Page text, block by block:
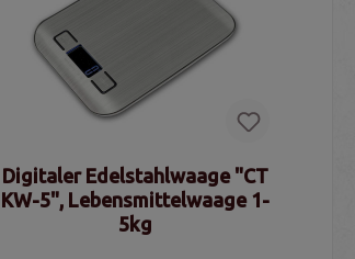
Digitaler Edelstahlwaage "CT
KW-5", Lebensmittelwaage 1-
5kg